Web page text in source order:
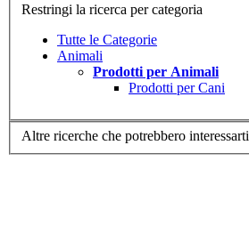
Restringi la ricerca per categoria
Tutte le Categorie
Animali
Prodotti per Animali
Prodotti per Cani
Altre ricerche che potrebbero interessarti